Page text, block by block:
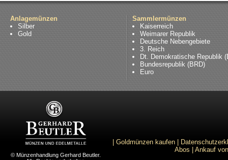
Anlagemünzen
Silber
Gold
Sammlermünzen
Kaiserreich
Weimarer Republik
Deutsche Nebengebiete
3. Reich
Dt. Demokratische Republik
Bundesrepublik (BRD)
Euro
© Münzenhandlung Gerhard Beutler.
Goldmünzen kaufen
Abos
Ankauf